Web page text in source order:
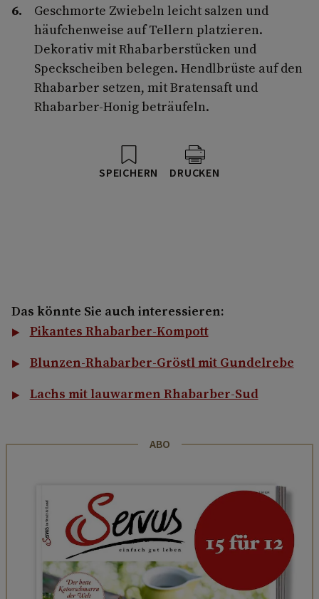
Geschmorte Zwiebeln leicht salzen und
häufchenweise auf Tellern platzieren.
Dekorativ mit Rhabarberstücken und
Speckscheiben belegen. Hendlbrüste auf den
Rhabarber setzen, mit Bratensaft und
Rhabarber-Honig beträufeln.
SPEICHERN DRUCKEN
Das könnte Sie auch interessieren:
Pikantes Rhabarber-Kompott
Blunzen-Rhabarber-Gröstl mit Gundelrebe
Lachs mit lauwarmen Rhabarber-Sud
ABO